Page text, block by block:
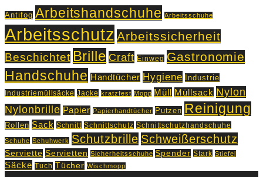
Antifog Arbeitshandschuhe Arbeitsschuhe
Arbeitsschutz Arbeitssicherheit
Beschichtet Brille Craft Einweg Gastronomie
Handschuhe Handtücher Hygiene Industrie
Industriemüllsäcke Jacke kratzfest Mopp Müll Müllsack Nylon
Nylonbrille Papier Papierhandtücher Putzen Reinigung
Rollen Sack Schnitt Schnittschutz Schnittschutzhandschuhe
Schuhe Schuhwerk Schutzbrille Schweißerschutz
Serviette Servietten Sicherheitsschuhe Spender Stark Stiefel
Säcke Tuch Tücher Wischmopp